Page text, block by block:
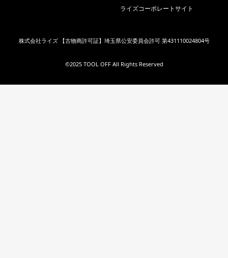
ライズコーポレートサイト
株式会社ライズ 【古物商許可証】埼玉県公安委員会許可 第431110024804号
©︎2025 TOOL OFF All Rights Reserved